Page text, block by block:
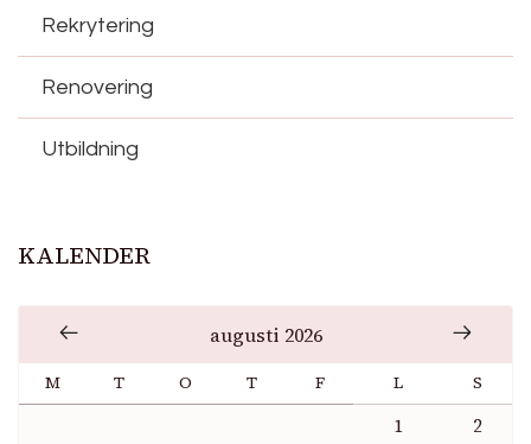
Rekrytering
Renovering
Utbildning
KALENDER
augusti 2026
M T O T F L S
1
2